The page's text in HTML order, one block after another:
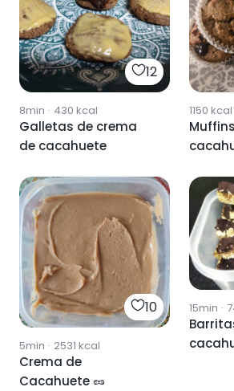
12
8min · 430 kcal
Galletas de crema
de cacahuete
1150 kcal
10
5min · 2531 kcal
Crema de
Cacahuete 🥜
15min ·